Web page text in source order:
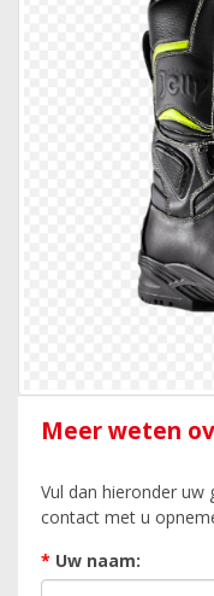
Meer weten
Vul dan hieronder uw
contact met u
* Uw naam: